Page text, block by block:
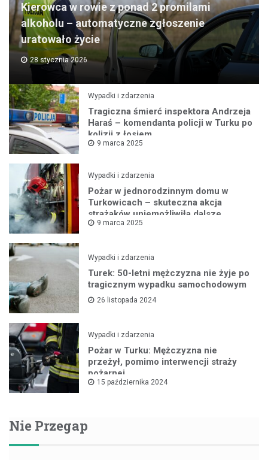
Kierowca w rowie z ponad 2 promilami
alkoholu – automatyczne zgłoszenie
uratowało życie
28 stycznia 2026
Wypadki i zdarzenia
Tragiczna śmierć inspektora Andrzeja
Haraś – komendanta policji w Turku po
kolizji z łosiem
9 marca 2025
Wypadki i zdarzenia
Pożar w jednorodzinnym domu w
Turkowicach – skuteczna akcja
strażaków uniemożliwiła dalsze
rozprzestrzenianie się ognia
9 marca 2025
Wypadki i zdarzenia
Turek: 50-letni mężczyzna nie żyje po
tragicznym wypadku samochodowym
26 listopada 2024
Wypadki i zdarzenia
Pożar w Turku: Mężczyzna nie
przeżył, pomimo interwencji straży
pożarnej
15 października 2024
Nie Przegap